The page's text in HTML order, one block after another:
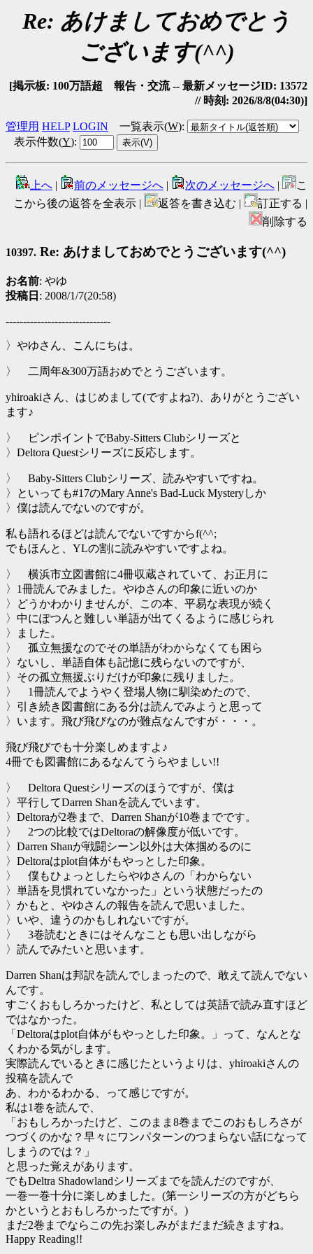
Re: あけましておめでとう
ございます(^^)
[掲示板: 100万語超 報告・交流 -- 最新メッセージID: 13572
// 時刻: 2026/8/8(04:30)]
管理用 HELP LOGIN 一覧表示(W):
表示件数(Y):
上へ | 前のメッセージへ | 次のメッセージへ |
こ
こから後の返答を全表示 |
返答を書き込む |
訂正する |
削除する
10397. Re: あけましておめでとうございます(^^)
お名前: やゆ
投稿日 : 2008/1/7(20:58)
------------------------------
〉やゆさん、こんにちは。
〉 二周年&300万語おめでとうございます。
yhiroakiさん、はじめまして(ですよね?)、ありがとうござい
ます♪
〉 ピンポイントでBaby-Sitters Clubシリーズと
〉Deltora Questシリーズに反応します。
〉 Baby-Sitters Clubシリーズ、読みやすいですね。
〉といっても#17のMary Anne's Bad-Luck Mysteryしか
〉僕は読んでないのですが。
私も語れるほどは読んでないですからf(^^;
でもほんと、YLの割に読みやすいですよね。
〉 横浜市立図書館に4冊収蔵されていて、お正月に
〉1冊読んでみました。やゆさんの印象に近いのか
〉どうかわかりませんが、この本、平易な表現が続く
〉中にぽつんと難しい単語が出てくるように感じられ
〉ました。
〉 孤立無援なのでその単語がわからなくても困ら
〉ないし、単語自体も記憶に残らないのですが、
〉その孤立無援ぶりだけが印象に残りました。
〉 1冊読んでようやく登場人物に馴染めたので、
〉引き続き図書館にある分は読んでみようと思って
〉います。飛び飛びなのが難点なんですが・・・。
飛び飛びでも十分楽しめますよ♪
4冊でも図書館にあるなんてうらやましい!!
〉 Deltora Questシリーズのほうですが、僕は
〉平行してDarren Shanを読んでいます。
〉Deltoraが2巻まで、Darren Shanが10巻までです。
〉 2つの比較ではDeltoraの解像度が低いです。
〉Darren Shanが戦闘シーン以外は大体掴めるのに
〉Deltoraはplot自体がもやっとした印象。
〉 僕もひょっとしたらやゆさんの「わからない
〉単語を見慣れていなかった」という状態だったの
〉かもと、やゆさんの報告を読んで思いました。
〉いや、違うのかもしれないですが。
〉 3巻読むときにはそんなことも思い出しながら
〉読んでみたいと思います。
Darren Shanは邦訳を読んでしまったので、敢えて読んでない
んです。
すごくおもしろかったけど、私としては英語で読み直すほど
ではなかった。
「Deltoraはplot自体がもやっとした印象。」って、なんとな
くわかる気がします。
実際読んでいるときに感じたというよりは、yhiroakiさんの
投稿を読んで
あ、わかるわかる、って感じですが。
私は1巻を読んで、
「おもしろかったけど、このまま8巻までこのおもしろさが
つづくのかな？早々にワンパターンのつまらない話になって
しまうのでは？」
と思った覚えがあります。
でもDeltra Shadowlandシリーズまでを読んだのですが、
一巻一巻十分に楽しめました。(第一シリーズの方がどちら
かというとおもしろかったですが。)
まだ2巻までならこの先お楽しみがまだまだ続きますね。
Happy Reading!!